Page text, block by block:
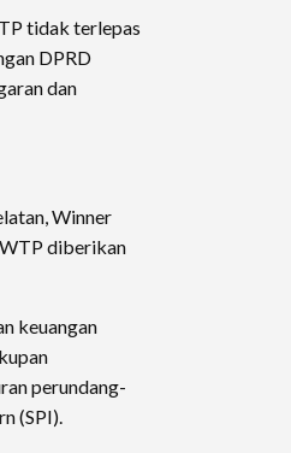
tidak terlepas
DPRD
dan
Winner
diberikan
keuangan
perundang-
(SPI).